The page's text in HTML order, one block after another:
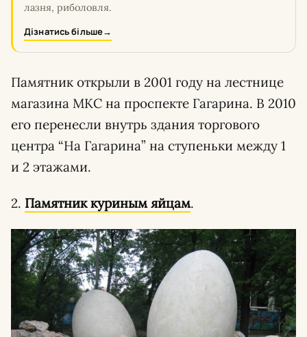
лазня, риболовля.
Дізнатись більше→
Памятник открыли в 2001 году на лестнице
магазина МКС на проспекте Гагарина. В 2010
его перенесли внутрь здания торгового
центра “На Гагарина” на ступеньки между 1
и 2 этажами.
2. Памятник куриным яйцам.